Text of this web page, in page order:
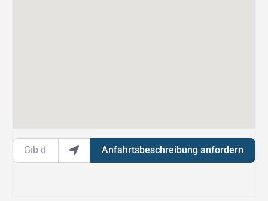
Gib deinen Standort ein.
Anfahrtsbeschreibung anfordern